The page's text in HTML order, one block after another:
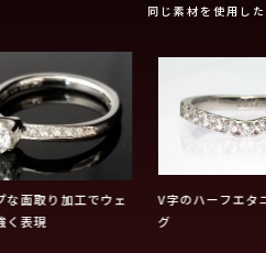
同じ素材を使用し
な面取り加工でウェ
く表現
V字のハーフエタ
グ